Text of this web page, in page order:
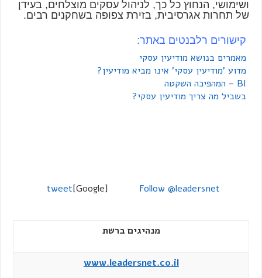
ושימושי, הנחוץ כל כך, לניהול עסקים מוצלחים, בעידן
של תחרות אגרסיבית, בזירת צפופה בשחקנים רבים.
קישורים רלבנטים באתר:
מאמרים בנושא מודיעין עסקי
מדוע 'מודיעין עסקי' אינו מביא מודיעין?
בשביל מה צריך מודיעין עסקי?
tweet[Google] Follow @leadersnet
מנהיגים ברשת
www.leadersnet.co.il